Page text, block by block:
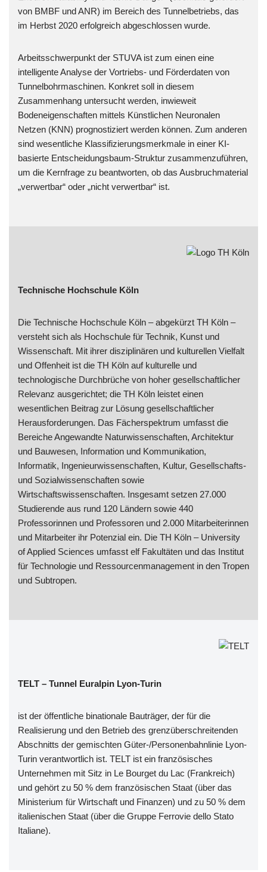
von BMBF und ANR) im Bereich des Tunnelbetriebs, das
im Herbst 2020 erfolgreich abgeschlossen wurde.
Arbeitsschwerpunkt der STUVA ist zum einen eine
intelligente Analyse der Vortriebs- und Förderdaten von
Tunnelbohrmaschinen. Konkret soll in diesem
Zusammenhang untersucht werden, inwieweit
Bodeneigenschaften mittels Künstlichen Neuronalen
Netzen (KNN) prognostiziert werden können. Zum anderen
sind wesentliche Klassifizierungsmerkmale in einer KI-
basierte Entscheidungsbaum-Struktur zusammenzuführen,
um die Kernfrage zu beantworten, ob das Ausbruchmaterial
„verwertbar“ oder „nicht verwertbar“ ist.
Technische Hochschule Köln
Die Technische Hochschule Köln – abgekürzt TH Köln –
versteht sich als Hochschule für Technik, Kunst und
Wissenschaft. Mit ihrer disziplinären und kulturellen Vielfalt
und Offenheit ist die TH Köln auf kulturelle und
technologische Durchbrüche von hoher gesellschaftlicher
Relevanz ausgerichtet; die TH Köln leistet einen
wesentlichen Beitrag zur Lösung gesellschaftlicher
Herausforderungen. Das Fächerspektrum umfasst die
Bereiche Angewandte Naturwissenschaften, Architektur
und Bauwesen, Information und Kommunikation,
Informatik, Ingenieurwissenschaften, Kultur, Gesellschafts-
und Sozialwissenschaften sowie
Wirtschaftswissenschaften. Insgesamt setzen 27.000
Studierende aus rund 120 Ländern sowie 440
Professorinnen und Professoren und 2.000 Mitarbeiterinnen
und Mitarbeiter ihr Potenzial ein. Die TH Köln – University
of Applied Sciences umfasst elf Fakultäten und das Institut
für Technologie und Ressourcenmanagement in den Tropen
und Subtropen.
TELT – Tunnel Euralpin Lyon-Turin
ist der öffentliche binationale Bauträger, der für die
Realisierung und den Betrieb des grenzüberschreitenden
Abschnitts der gemischten Güter-/Personenbahnlinie Lyon-
Turin verantwortlich ist. TELT ist ein französisches
Unternehmen mit Sitz in Le Bourget du Lac (Frankreich)
und gehört zu 50 % dem französischen Staat (über das
Ministerium für Wirtschaft und Finanzen) und zu 50 % dem
italienischen Staat (über die Gruppe Ferrovie dello Stato
Italiane).